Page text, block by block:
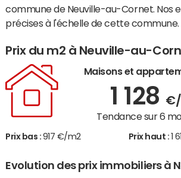
commune de Neuville-au-Cornet. Nos
précises à l'échelle de cette commune.
Prix du m2 à Neuville-au-
Maisons et
1 128 €/
Tendance sur 6
Prix bas : 917 €/m2 Prix haut : 1
Evolution des prix immobiliers à